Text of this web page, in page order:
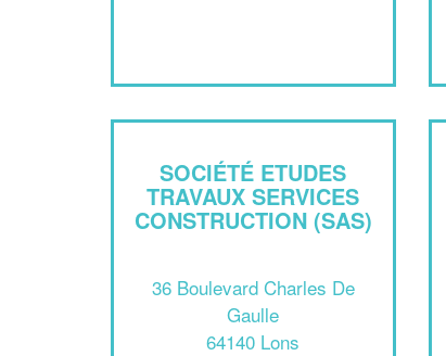
SOCIÉTÉ ETUDES
TRAVAUX SERVICES
CONSTRUCTION (SAS)
36 Boulevard Charles De
Gaulle
64140 Lons